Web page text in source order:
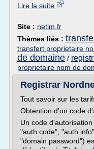
Lire la suite
Site : netim.fr
Thèmes liés :
transfert proprietaire
de domaine /
proprietaire nom de
Registrar
Tout savoir sur les
Obtention d'un code
Un code
"auth code", "auth
"domain password")